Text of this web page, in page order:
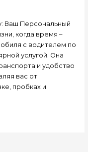
Ваш Персональный
когда время –
с водителем по
услугой. Она
и удобство
вас от
пробках и